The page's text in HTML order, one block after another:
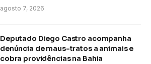
agosto 7, 2026
Deputado Diego Castro acompanha
denúncia de maus-tratos a animais e
cobra providências na Bahia